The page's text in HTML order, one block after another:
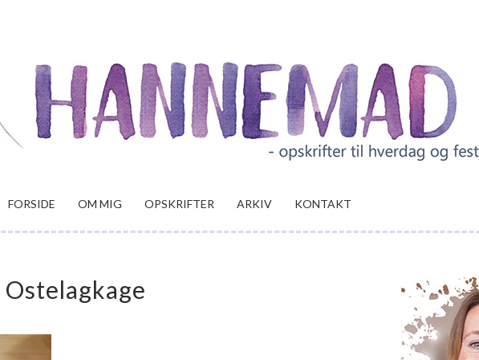
FORSIDE OM MIG OPSKRIFTER ARKIV KONTAKT
Ostelagkage